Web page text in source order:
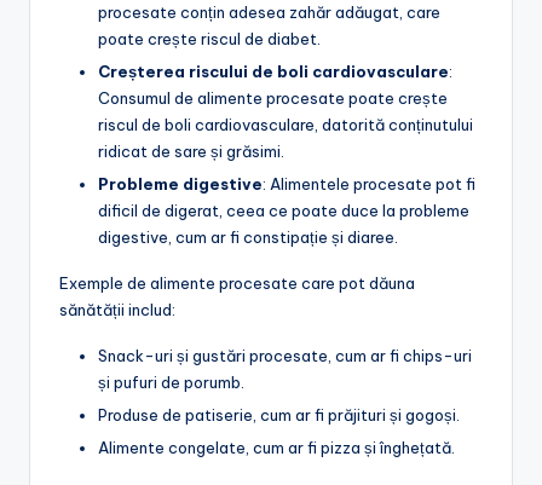
procesate conțin adesea zahăr adăugat, care
poate crește riscul de diabet.
Creșterea riscului de boli cardiovasculare:
Consumul de alimente procesate poate crește
riscul de boli cardiovasculare, datorită conținutului
ridicat de sare și grăsimi.
Probleme digestive: Alimentele procesate pot fi
dificil de digerat, ceea ce poate duce la probleme
digestive, cum ar fi constipație și diaree.
Exemple de alimente procesate care pot dăuna
sănătății includ:
Snack-uri și gustări procesate, cum ar fi chips-uri
și pufuri de porumb.
Produse de patiserie, cum ar fi prăjituri și gogoși.
Alimente congelate, cum ar fi pizza și înghețată.